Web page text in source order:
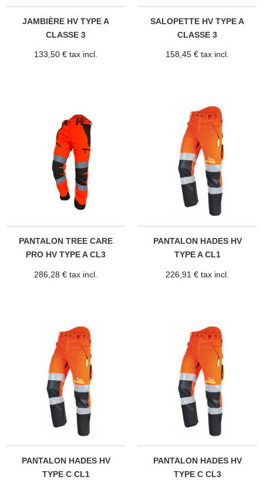
JAMBIÈRE HV TYPE A
CLASSE 3
133,50 € tax incl.
SALOPETTE HV TYPE A
CLASSE 3
158,45 € tax incl.
PANTALON TREE CARE
PRO HV TYPE A CL3
286,28 € tax incl.
PANTALON HADES HV
TYPE A CL1
226,91 € tax incl.
PANTALON HADES HV
TYPE C CL1
PANTALON HADES HV
TYPE C CL3